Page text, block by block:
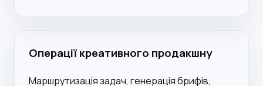
Операції креативного продакшну
Маршрутизація задач, генерація брифів,